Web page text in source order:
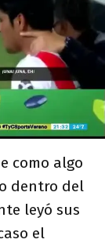
como algo
dentro del
leyó sus
el